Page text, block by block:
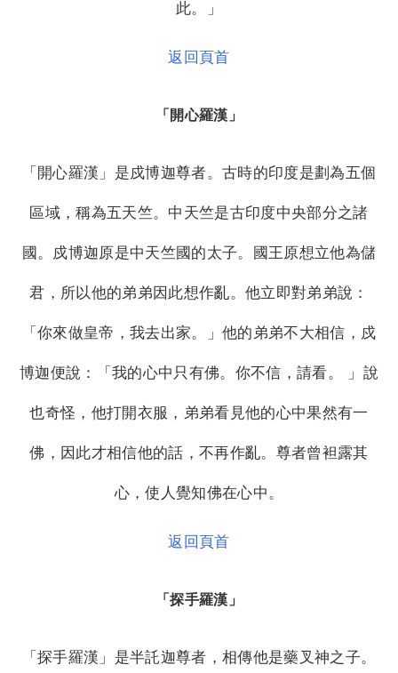
此。」
返回頁首
「開心羅漢」
「開心羅漢」是戍博迦尊者。古時的印度是劃為五個
區域，稱為五天竺。中天竺是古印度中央部分之諸
國。戍博迦原是中天竺國的太子。國王原想立他為儲
君，所以他的弟弟因此想作亂。他立即對弟弟說：
「你來做皇帝，我去出家。」他的弟弟不大相信，戍
博迦便說：「我的心中只有佛。你不信，請看。 」說
也奇怪，他打開衣服，弟弟看見他的心中果然有一
佛，因此才相信他的話，不再作亂。尊者曾袒露其
心，使人覺知佛在心中。
返回頁首
「探手羅漢」
「探手羅漢」是半託迦尊者，相傳他是藥叉神之子。